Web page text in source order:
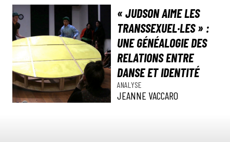
« JUDSON AIME LES
TRANSSEXUEL·LES » :
UNE GÉNÉALOGIE DES
RELATIONS ENTRE
DANSE ET IDENTITÉ
ANALYSE
JEANNE VACCARO